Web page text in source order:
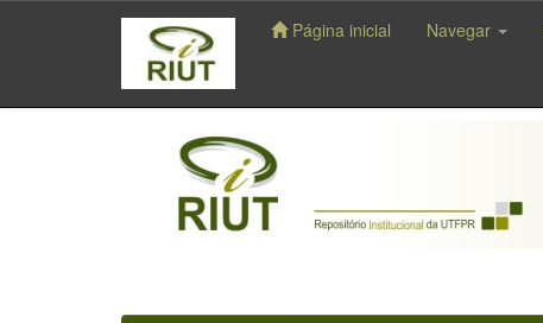
navigation
Página inicial Navegar